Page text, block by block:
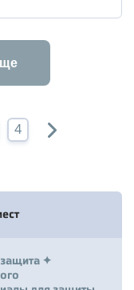
4
защита ✦